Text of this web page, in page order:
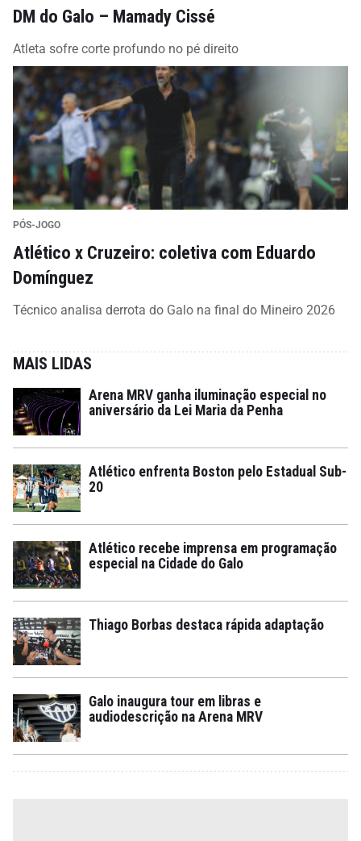
DM do Galo – Mamady Cissé
Atleta sofre corte profundo no pé direito
PÓS-JOGO
Atlético x Cruzeiro: coletiva com Eduardo
Domínguez
Técnico analisa derrota do Galo na final do Mineiro 2026
MAIS LIDAS
Arena MRV ganha iluminação especial no
aniversário da Lei Maria da Penha
Atlético enfrenta Boston pelo Estadual Sub-
20
Atlético recebe imprensa em programação
especial na Cidade do Galo
Thiago Borbas destaca rápida adaptação
Galo inaugura tour em libras e
audiodescrição na Arena MRV